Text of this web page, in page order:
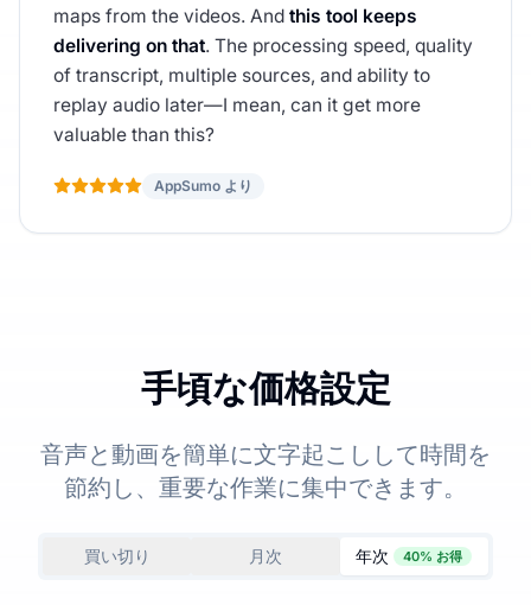
maps from the videos. And this tool keeps
delivering on that. The processing speed, quality
of transcript, multiple sources, and ability to
replay audio later—I mean, can it get more
valuable than this?
AppSumo より
手頃な価格設定
音声と動画を簡単に文字起こしして時間を
節約し、重要な作業に集中できます。
買い切り 月次 年次 40% お得